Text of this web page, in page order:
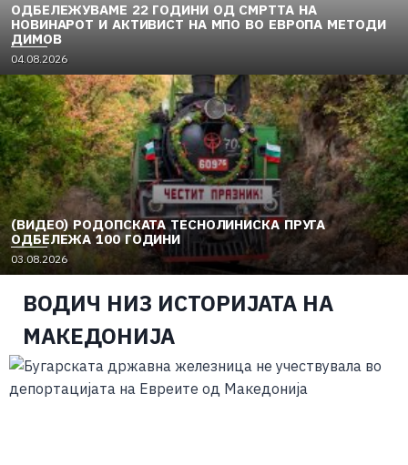
ОДБЕЛЕЖУВАМЕ 22 ГОДИНИ ОД СМРТТА НА
НОВИНАРОТ И АКТИВИСТ НА МПО ВО ЕВРОПА МЕТОДИ
ДИМОВ
04.08.2026
(ВИДЕО) РОДОПСКАТА ТЕСНОЛИНИСКА ПРУГА
ОДБЕЛЕЖА 100 ГОДИНИ
03.08.2026
ВОДИЧ НИЗ ИСТОРИЈАТА НА
МАКЕДОНИЈА